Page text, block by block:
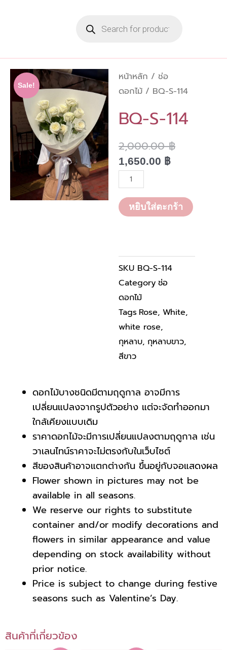
search
Sale!
หน้าหลัก / ช่อ
ดอกไม้ / BQ-S-114
BQ-S-114
2,000.00฿Original
1,650.00 ฿
Current
price
จำนวน
BQ-
S-
114
หยิบใส่ตะกร้า
SKU BQ-S-114
Category ช่อ
ดอกไม้
Tags Rose, White,
white rose,
กุหลาบ, กุหลาบขาว,
สีขาว
ดอกไม้บางชนิดมีตามฤดูกาล อาจมีการ
เปลี่ยนแปลงจากรูปตัวอย่าง แต่จะจัดทำออกมา
ใกล้เคียงแบบเดิม
ราคาดอกไม้จะมีการเปลี่ยนแปลงตามฤดูกาล เช่น
วาเลนไทน์ราคาจะไม่ตรงกับในเว็บไซต์
สีของสินค้าอาจแตกต่างกัน ขึ้นอยู่กับจอแสดงผล
Flower shown in pictures may not be
available in all seasons.
We reserve our rights to substitute
container and/or modify decorations and
flowers in similar appearance and value
depending on stock availability without
prior notice.
Price is subject to change during festive
seasons such as Valentine’s Day.
สินค้าที่เกี่ยวข้อง